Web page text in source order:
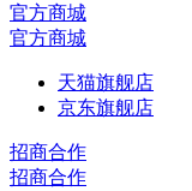
官方商城
官方商城
天猫旗舰店
京东旗舰店
招商合作
招商合作